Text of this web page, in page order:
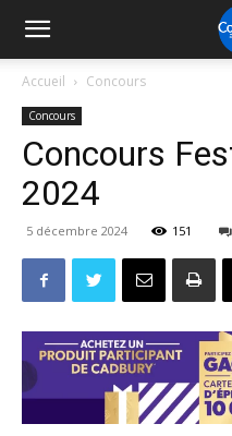
Accueil Concours
Concours
Concours
2024
5 décembre 2024 151